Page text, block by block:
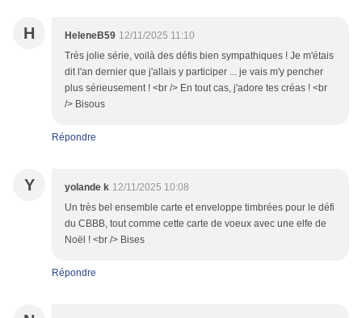
H HeleneB59 12/11/2025 11:10
Très jolie série, voilà des défis bien sympathiques ! Je m'étais
dit l'an dernier que j'allais y participer ... je vais m'y pencher
plus sérieusement ! <br /> En tout cas, j'adore tes créas ! <br
/> Bisous
Répondre
Y yolande k 12/11/2025 10:08
Un très bel ensemble carte et enveloppe timbrées pour le défi
du CBBB, tout comme cette carte de voeux avec une elfe de
Noël ! <br /> Bises
Répondre